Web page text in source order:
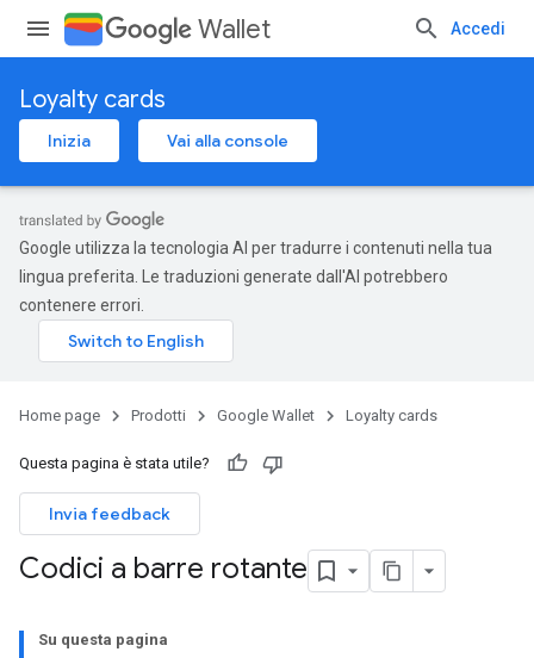
Wallet Accedi
Loyalty cards
Inizia Vai alla console
Google utilizza la tecnologia AI per tradurre i contenuti nella tua
lingua preferita. Le traduzioni generate dall'AI potrebbero
contenere errori.
Home page Prodotti Google Wallet Loyalty cards
Questa pagina è stata utile?
Invia feedback
Codici a barre rotante
Su questa pagina